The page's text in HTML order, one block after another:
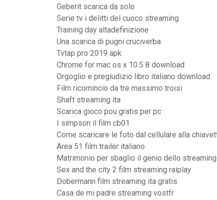
Geberit scarica da solo
Serie tv i delitti del cuoco streaming
Training day altadefinizione
Una scarica di pugni cruciverba
Tvtap pro 2019 apk
Chrome for mac os x 10.5 8 download
Orgoglio e pregiudizio libro italiano download
Film ricomincio da tre massimo troisi
Shaft streaming ita
Scarica gioco pou gratis per pc
I simpson il film cb01
Come scaricare le foto dal cellulare alla
Area 51 film trailer italiano
Matrimonio per sbaglio il genio dello streaming
Sex and the city 2 film streaming raiplay
Dobermann film streaming ita gratis
Casa de mi padre streaming vostfr